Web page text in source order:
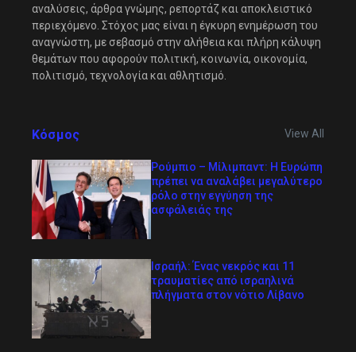
αναλύσεις, άρθρα γνώμης, ρεπορτάζ και αποκλειστικό
περιεχόμενο. Στόχος μας είναι η έγκυρη ενημέρωση του
αναγνώστη, με σεβασμό στην αλήθεια και πλήρη κάλυψη
θεμάτων που αφορούν πολιτική, κοινωνία, οικονομία,
πολιτισμό, τεχνολογία και αθλητισμό.
Κόσμος View All
Ρούμπιο – Μίλιμπαντ: Η Ευρώπη
πρέπει να αναλάβει μεγαλύτερο
ρόλο στην εγγύηση της
ασφάλειάς της
Ισραήλ: Ένας νεκρός και 11
τραυματίες από ισραηλινά
πλήγματα στον νότιο Λίβανο